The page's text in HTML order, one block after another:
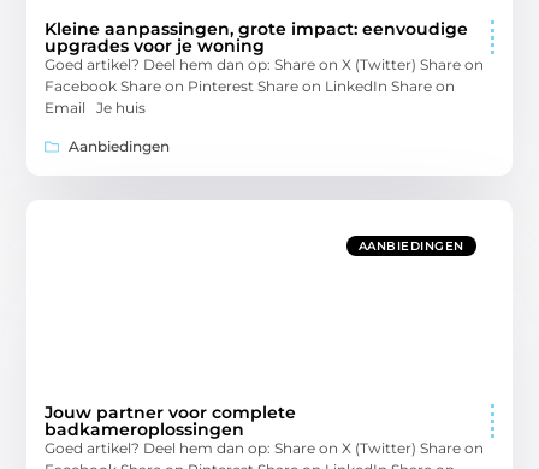
Kleine aanpassingen, grote impact: eenvoudige
upgrades voor je woning
Goed artikel? Deel hem dan op: Share on X (Twitter) Share on
Facebook Share on Pinterest Share on LinkedIn Share on
Email Je huis
Aanbiedingen
AANBIEDINGEN
Jouw partner voor complete
badkameroplossingen
Goed artikel? Deel hem dan op: Share on X (Twitter) Share on